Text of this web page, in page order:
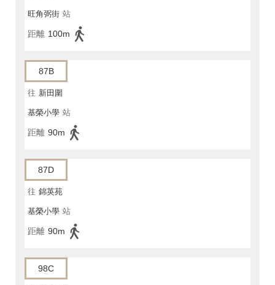
旺角弼街 站
距離 100m
87B
往 新田圍
基榮小學 站
距離 90m
87D
往 錦英苑
基榮小學 站
距離 90m
98C